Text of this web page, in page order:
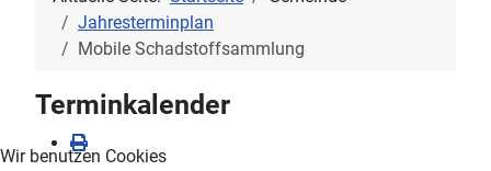
Jahresterminplan
Mobile Schadstoffsammlung
Terminkalender
Wir benutzen Cookies